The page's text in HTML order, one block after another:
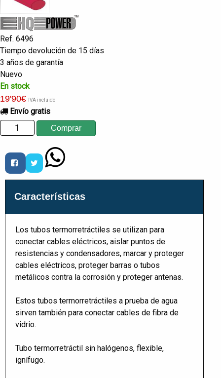
Ref. 6496
Tiempo devolución de 15 días
3 años de garantía
Nuevo
En stock
19'90€ IVA incluido
Envío gratis
Características
Los tubos termorretráctiles se utilizan para
conectar cables eléctricos, aislar puntos de
resistencias y condensadores, marcar y proteger
cables eléctricos, proteger barras o tubos
metálicos contra la corrosión y proteger antenas.
Estos tubos termorretráctiles a prueba de agua
sirven también para conectar cables de fibra de
vidrio.
Tubo termorretráctil sin halógenos, flexible,
ignífugo.